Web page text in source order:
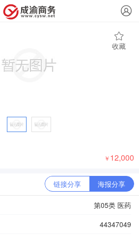
收藏
￥ 12,000
链接分享 海报分享
第05类 医药
44347049